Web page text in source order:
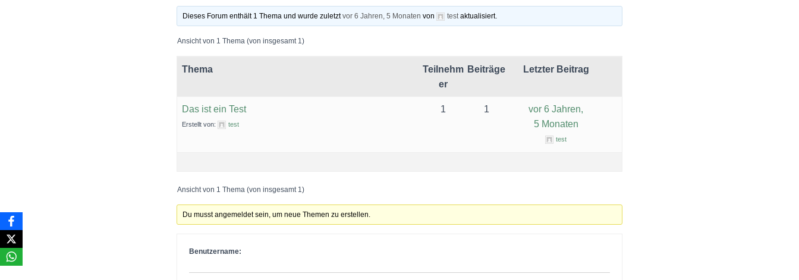
Dieses Forum enthält 1 Thema und wurde zuletztvor 6 Jahren, 5 Monaten von testaktualisiert.
Ansicht von 1 Thema (von insgesamt 1)
Thema
Teilnehm
er
Beiträge Letzter Beitrag
Das ist ein Test
Erstellt von: test
1 1
vor 6 Jahren,
5 Monaten
test
Ansicht von 1 Thema (von insgesamt 1)
Du musst angemeldet sein, um neue Themen zu erstellen.
Benutzername: